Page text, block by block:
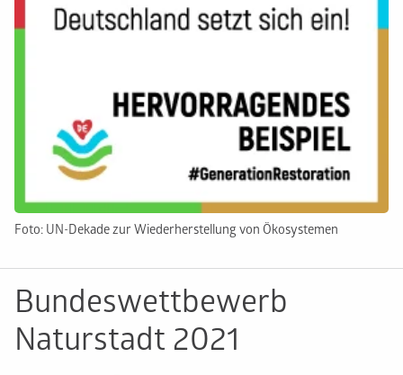
Foto: UN-Dekade zur Wiederherstellung von Ökosystemen
Bundeswettbewerb
Naturstadt 2021